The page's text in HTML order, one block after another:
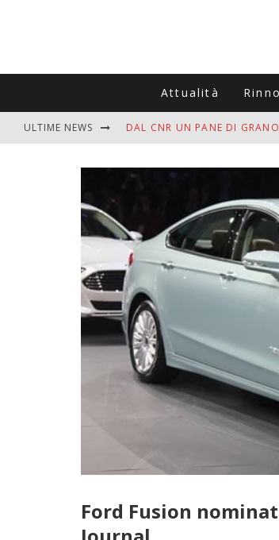
Attualità
ULTIME NEWS DAL CNR UN PANE DI GRANO
MUTTI ASSUME A OLIVETO
ZANZARE IN VACANZA? I 3
ADDIO BOLLETTE SALATE?
Ford Fusion